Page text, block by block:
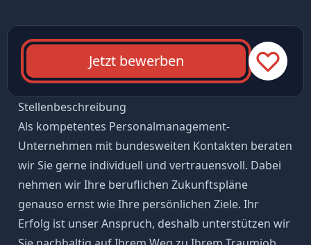
Jetzt bewerben
Stellenbeschreibung
Als kompetentes Personalmanagement-
Unternehmen mit bundesweiten Kontakten beraten
wir Sie gerne individuell und vertrauensvoll. Dabei
nehmen wir Ihre beruflichen Zukunftspläne
genauso ernst wie Ihre persönlichen Ziele. Ihr
Erfolg ist unser Anspruch, deshalb unterstützen wir